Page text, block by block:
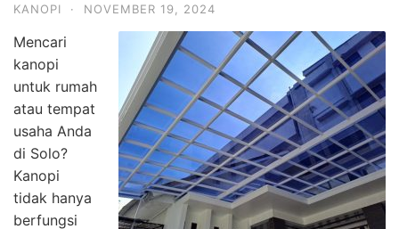
KANOPI · NOVEMBER 19, 2024
Mencari
kanopi
untuk rumah
atau tempat
usaha Anda
di Solo?
Kanopi
tidak hanya
berfungsi